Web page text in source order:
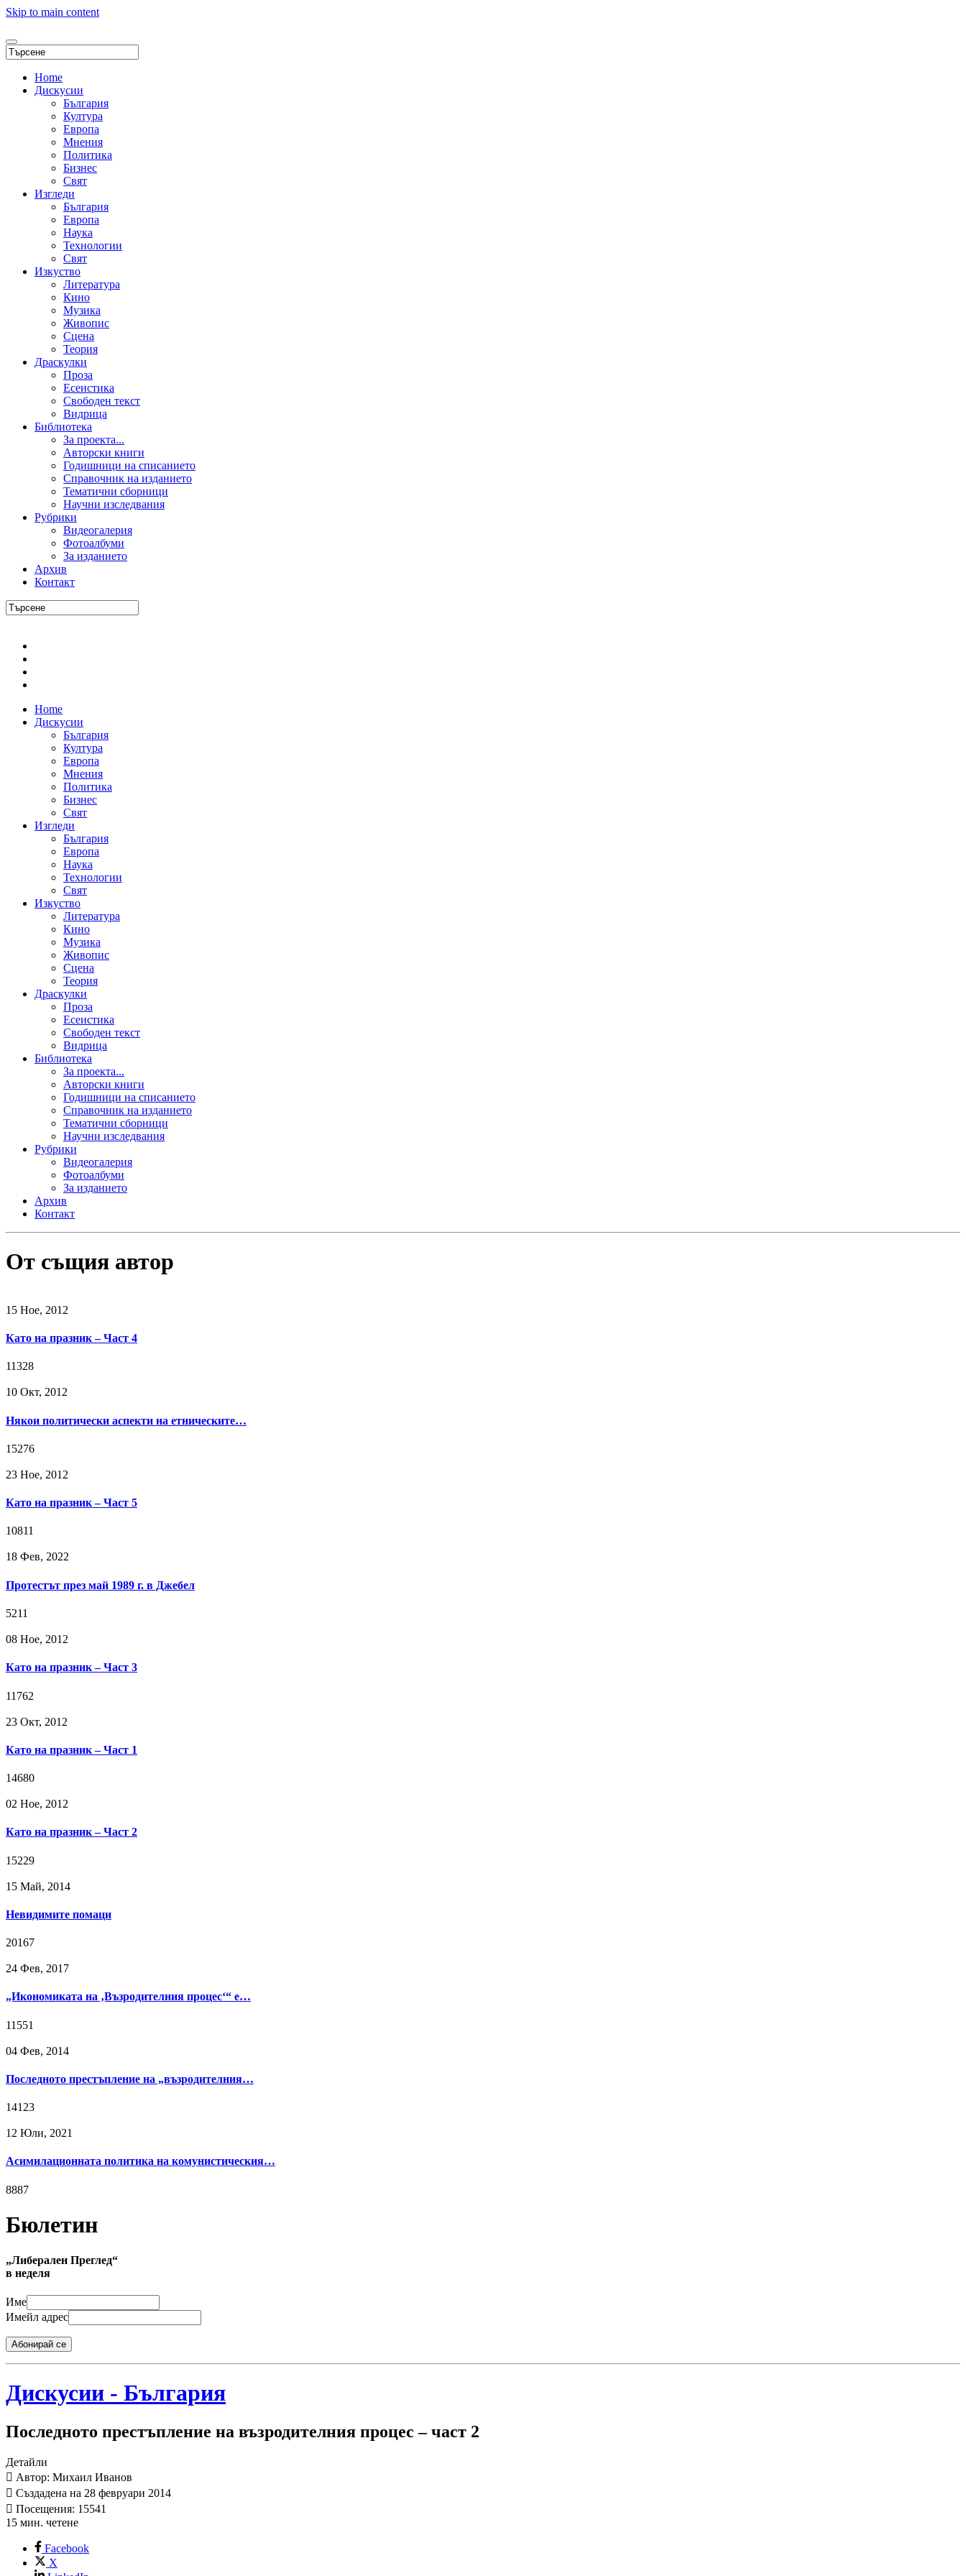
Skip to main content
Home
Дискусии
България
Култура
Европа
Мнения
Политика
Бизнес
Свят
Изгледи
България
Европа
Наука
Технологии
Свят
Изкуство
Литература
Кино
Музика
Живопис
Сцена
Теория
Драскулки
Проза
Есеистика
Свободен текст
Видрица
Библиотека
За проекта...
Авторски книги
Годишници на списанието
Справочник на изданието
Тематични сборници
Научни изследвания
Рубрики
Видеогалерия
Фотоалбуми
За изданието
Архив
Контакт
Home
Дискусии
България
Култура
Европа
Мнения
Политика
Бизнес
Свят
Изгледи
България
Европа
Наука
Технологии
Свят
Изкуство
Литература
Кино
Музика
Живопис
Сцена
Теория
Драскулки
Проза
Есеистика
Свободен текст
Видрица
Библиотека
За проекта...
Авторски книги
Годишници на списанието
Справочник на изданието
Тематични сборници
Научни изследвания
Рубрики
Видеогалерия
Фотоалбуми
За изданието
Архив
Контакт
От същия автор
15 Ное, 2012
Като на празник – Част 4
11328
10 Окт, 2012
Някои политически аспекти на етническите…
15276
23 Ное, 2012
Като на празник – Част 5
10811
18 Фев, 2022
Протестът през май 1989 г. в Джебел
5211
08 Ное, 2012
Като на празник – Част 3
11762
23 Окт, 2012
Като на празник – Част 1
14680
02 Ное, 2012
Като на празник – Част 2
15229
15 Май, 2014
Невидимите помаци
20167
24 Фев, 2017
„Икономиката на ‚Възродителния процес‘“ е…
11551
04 Фев, 2014
Последното престъпление на „възродителния…
14123
12 Юли, 2021
Асимилационната политика на комунистическия…
8887
Бюлетин
„Либерален Преглед“
в неделя
Име
Имейл адрес
Абонирай се
Дискусии - България
Последното престъпление на възродителния процес – част 2
Детайли
Автор: Михаил Иванов
Създадена на 28 февруари 2014
Посещения: 15541
15 мин. четене
Facebook
X